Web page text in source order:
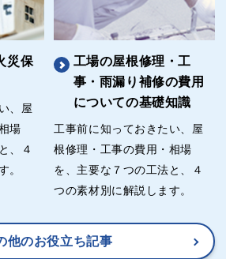
災保
、屋
場
、４
。
工場の屋根修理・工
事・雨漏り補修の費用
についての基礎知識
工事前に知っておきたい、屋
根修理・工事の費用・相場
を、主要な７つの工法と、４
つの素材別に解説します。
他のお役立ち記事